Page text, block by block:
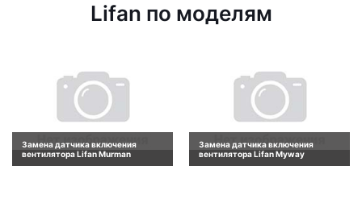
Lifan по моделям
Замена датчика включения
вентилятора Lifan Murman
Замена датчика включения
вентилятора Lifan Myway